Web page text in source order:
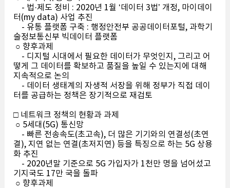
- 법·제도 정비 : 2020년 1월 ‘데이터 3법’ 개정, 마이데이
터(my data) 사업 추진
- 유통 플랫폼 구축 : 행정안전부 공공데이터포털, 과학기
술정보통신부 빅데이터 플랫폼
○ 향후과제
- 디지털 시대에서 필요한 데이터가 무엇인지, 그리고 어
떻게 그 데이터를 확보하고 품질을 높일 수 있는지에 대해
지속적으로 논의
- 데이터 생태계의 자생적 서장을 위해 정부가 직접 데이
터를 공급하는 정책은 장기적으로 재검토
□ 네트워크 정책의 현황과 과제
○ 5세대(5G) 통신망
- 빠른 전송속도(초고속), 더 많은 기기와의 연결성(초연
결), 지연 없는 연결(초저지연) 등을 특징으로 하는 5G 상용
화 추진
- 2020년말 기준으로 5G 가입자가 1천만 명을 넘어섰고
기지국도 17만 국을 돌파
○ 향후과제